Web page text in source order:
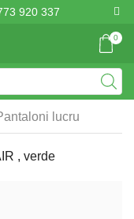
920 337
0
lucru